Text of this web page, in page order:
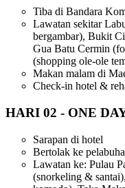
Tiba di Bandara
Lawatan sekitar
bergambar), Bukit
Gua Batu Cermin
(shopping ole-ole
Makan malam di
Check-in hotel &
HARI 02 - ONE
Sarapan di hotel
Bertolak ke
Lawatan ke: Pulau
(snorkeling &